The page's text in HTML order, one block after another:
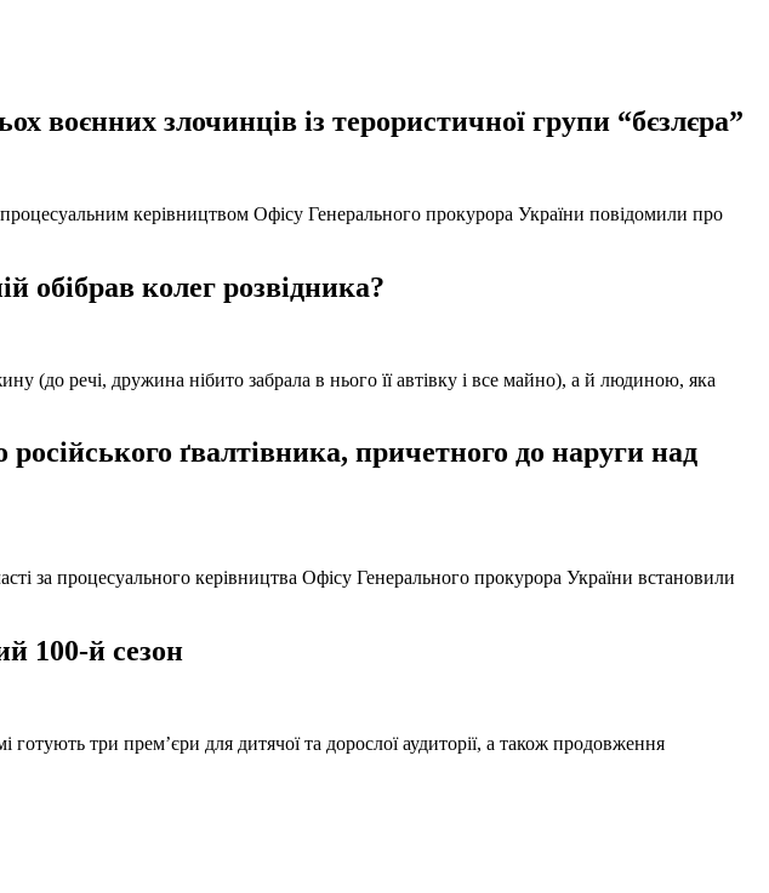
воєнних злочинців із терористичної групи “бєзлєра”
керівництвом Офісу Генерального прокурора України повідомили про
обібрав колег розвідника?
(до речі, дружина нібито забрала в нього її автівку і все майно), а й людиною, яка
ґвалтівника, причетного до наруги над
за процесуального керівництва Офісу Генерального прокурора України встановили
100-й сезон
три прем’єри для дитячої та дорослої аудиторії, а також продовження